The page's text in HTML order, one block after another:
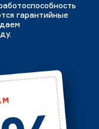
гарантийные